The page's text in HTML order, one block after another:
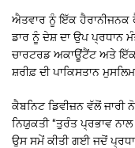
ਐਤਵਾਰ ਨੂੰ ਇੱਕ ਹੈਰਾਨੀਜਨਕ
ਡਾਰ ਨੂੰ ਦੇਸ਼ ਦਾ ਉਪ ਪ੍ਰਧਾਨ
ਚਾਰਟਰਡ ਅਕਾਊਂਟੈਂਟ ਅਤੇ ਇੱਕ
ਸ਼ਰੀਫ਼ ਦੀ ਪਾਕਿਸਤਾਨ
ਕੈਬਨਿਟ ਡਿਵੀਜ਼ਨ ਵੱਲੋਂ ਜਾਰੀ
ਨਿਯੁਕਤੀ “ਤੁਰੰਤ ਪ੍ਰਭਾਵ
ਉਸ ਸਮੇਂ ਕੀਤੀ ਗਈ ਜਦੋਂ